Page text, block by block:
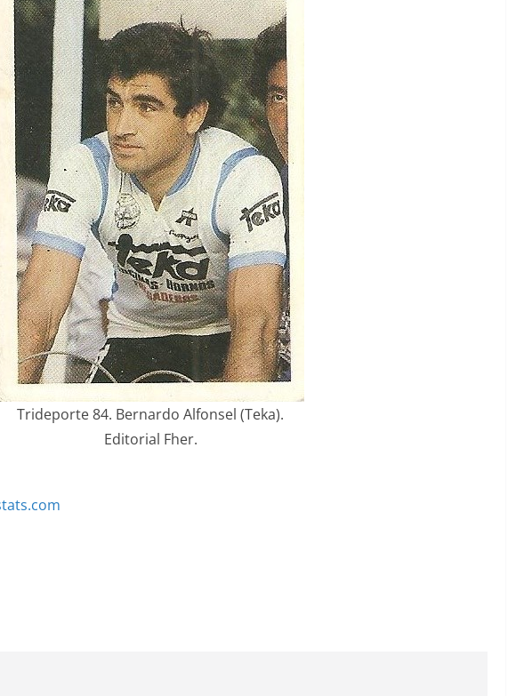
Trideporte 84. Bernardo Alfonsel (Teka).
Editorial Fher.